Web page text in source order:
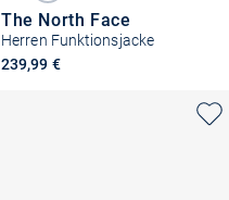
The North Face
Herren Funktionsjacke
239,99 €